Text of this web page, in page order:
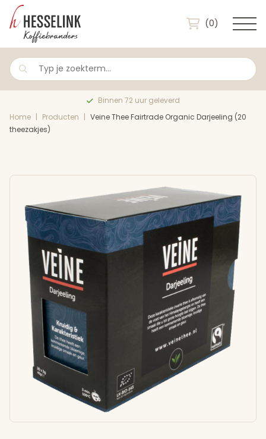
(0)
Binnen 72 uur geleverd
Home Producten
Veine Thee Fairtrade Organic Darjeeling (20
theezakjes)